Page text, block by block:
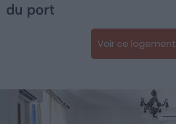
du port
Voir ce logement